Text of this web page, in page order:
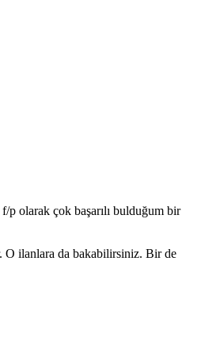
p olarak çok başarılı bulduğum bir
O ilanlara da bakabilirsiniz. Bir de